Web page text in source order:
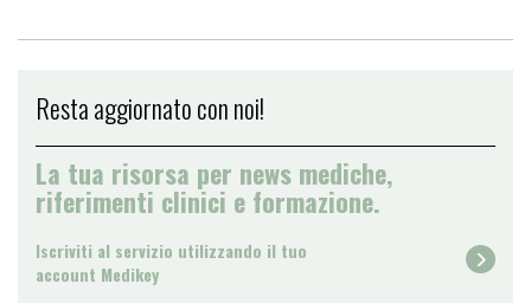
Resta aggiornato con noi!
La tua risorsa per news mediche,
riferimenti clinici e formazione.
Iscriviti al servizio utilizzando il tuo
account Medikey